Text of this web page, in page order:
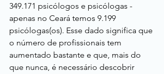
349.171 psicólogos e psicólogas -
apenas no Ceará temos 9.199
psicólogas(os). Esse dado significa que
o número de profissionais tem
aumentado bastante e que, mais do
que nunca, é necessário descobrir